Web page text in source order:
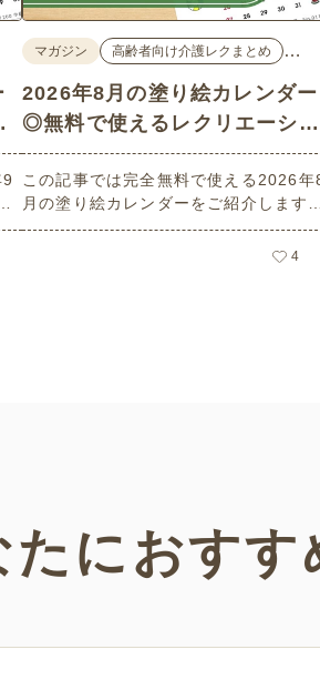
マガジン 高齢者向け介護レクまとめ …
2026年8月の塗り絵カレンダー
◎無料で使えるレクリエーショ
ン素材
この記事では完全無料で使える2026年
月の塗り絵カレンダーをご紹介します。
人気で定番のお花モチーフのイラスト
夏の思い出のイラストなど、使いやすい
4
たにおすす